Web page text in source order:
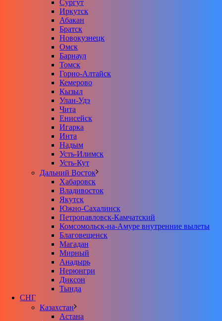
Сургут
Иркутск
Абакан
Братск
Новокузнецк
Омск
Барнаул
Томск
Горно-Алтайск
Кемерово
Кызыл
Улан-Удэ
Чита
Енисейск
Игарка
Инта
Надым
Усть-Илимск
Усть-Кут
Дальний Восток
Хабаровск
Владивосток
Якутск
Южно-Сахалинск
Петропавловск-Камчатский
Комсомольск-на-Амуре внутренние вылеты
Благовещенск
Магадан
Мирный
Анадырь
Нерюнгри
Диксон
Тында
СНГ
Казахстан
Астана